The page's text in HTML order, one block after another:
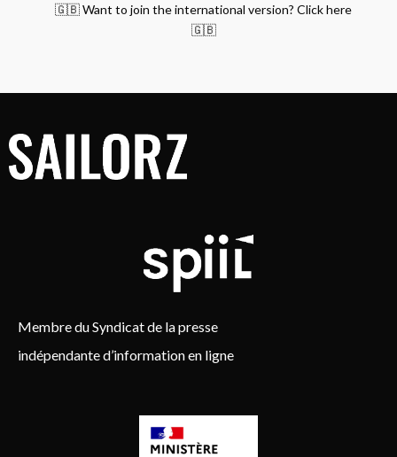
🇬🇧 Want to join the international version? Click here
🇬🇧
Membre du Syndicat de la presse
indépendante d’information en ligne